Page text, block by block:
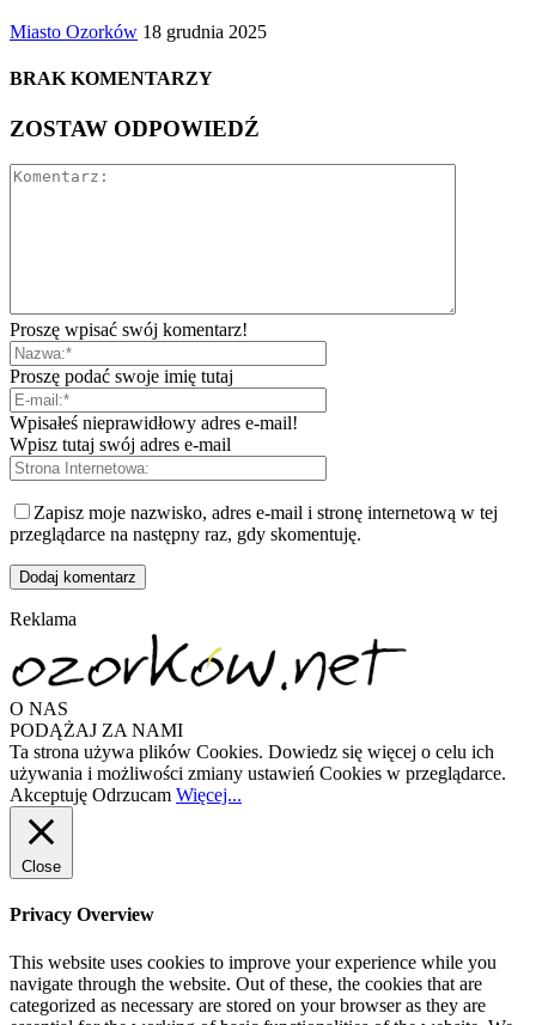
Miasto Ozorków 18 grudnia 2025
BRAK KOMENTARZY
ZOSTAW ODPOWIEDŹ
Proszę wpisać swój komentarz!
Proszę podać swoje imię tutaj
Wpisałeś nieprawidłowy adres e-mail!
Wpisz tutaj swój adres e-mail
Zapisz moje nazwisko, adres e-mail i stronę internetową w tej
przeglądarce na następny raz, gdy skomentuję.
Reklama
O NAS
PODĄŻAJ ZA NAMI
Ta strona używa plików Cookies. Dowiedz się więcej o celu ich
używania i możliwości zmiany ustawień Cookies w przeglądarce.
Akceptuję Odrzucam Więcej...
Close
Privacy Overview
This website uses cookies to improve your experience while you
navigate through the website. Out of these, the cookies that are
categorized as necessary are stored on your browser as they are